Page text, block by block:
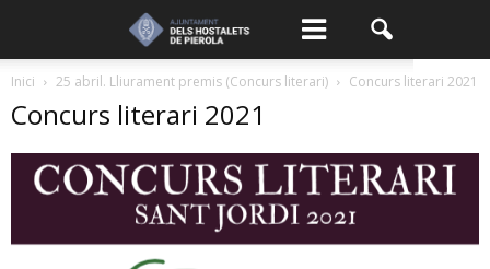
Inici 25 abril. Lliurament premis (Concurs literari) Concurs literari 2021
Concurs literari 2021